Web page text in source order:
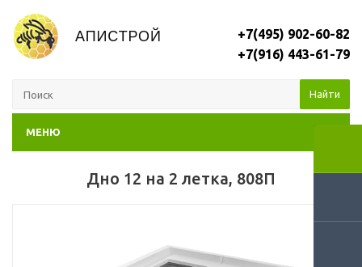
+7(495) 902-60-82
+7(916) 443-61-79
Найти
МЕНЮ
Дно 12 на 2 летка, 808П